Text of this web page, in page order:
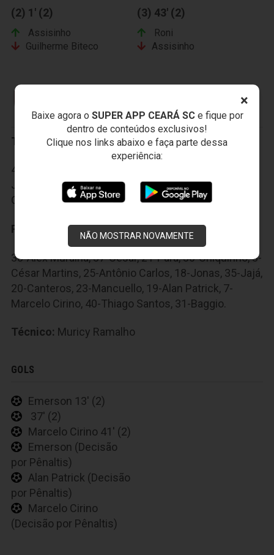
×
Baixe agora o SUPER APP CEARÁ SCe fique por
dentro de conteúdos exclusivos!
Clique nos links abaixo e faça parte dessa
experiência:
NÃO MOSTRAR NOVAMENTE
(2) 1' (2)
Assisinho
Guilherme Biteco
(3) 43' (2)
Roni
Assisinho
CLUBE DE REGATAS DO FLAMENGO
Titulares:
48-Paulo Victor, 2-Rodnei, 4-Juan, 14-Wallace, 6-
Jorge, 8-Márcio Araújo, 5-Willian Arão, 17-Gabriel, 9-
Guerrero, 22-Everton e 11-Emerson.
Reservas:
38-Alex Muralha, 37-Cesar, 21-Pará, 30-Chiquinho, 3-
César Martins, 25-Antônio Carlos, 18-Jonas, 35-Jajá,
20-Canteros, 23-Mancuello, 19-Alan Patrick, 7-
Marcelo Cirino, 40-Thiago Santos, 31-Baggio.
Técnico: Muricy Ramalho
GOLS
Emerson 13' (2)
37' (2)
Marcelo Cirino 41' (2)
Emerson (Decisão
por Pênaltis)
Alan Patrick (Decisão
por Pênaltis)
Marcelo Cirino
(Decisão por Pênaltis)